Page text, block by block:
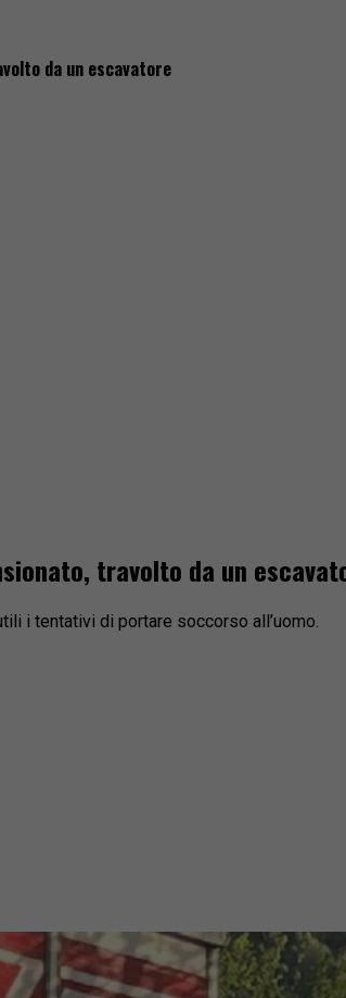
da un escavatore
travolto da un
i tentativi di portare soccorso all’uomo.